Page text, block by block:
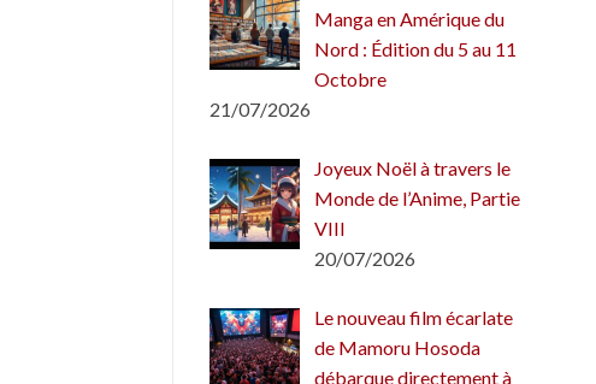
Manga en Amérique du
Nord : Édition du 5 au 11
Octobre
21/07/2026
Joyeux Noël à travers le
Monde de l’Anime, Partie
VIII
20/07/2026
Le nouveau film écarlate
de Mamoru Hosoda
débarque directement à